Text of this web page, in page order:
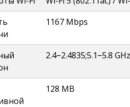
1167 Mbps
2.4‒2.4835;5.1‒5.8 GHz
128 MB